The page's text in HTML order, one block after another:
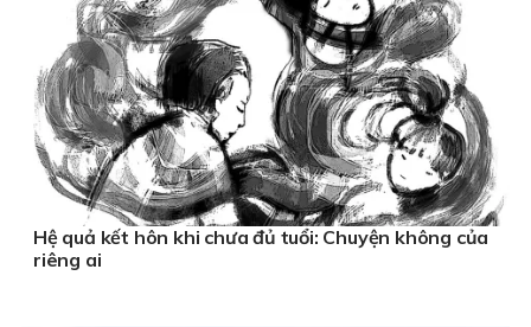
Hệ quả kết hôn khi chưa đủ tuổi: Chuyện không của
riêng ai